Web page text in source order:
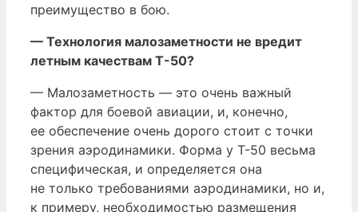
преимущество в бою.
— Технология малозаметности не вредит
летным качествам Т-50?
— Малозаметность — это очень важный
фактор для боевой авиации, и, конечно,
ее обеспечение очень дорого стоит с точки
зрения аэродинамики. Форма у Т-50 весьма
специфическая, и определяется она
не только требованиями аэродинамики, но и,
к примеру, необходимостью размещения